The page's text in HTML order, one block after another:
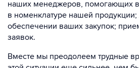
наших менеджеров, помогающих
в номенклатуре нашей продукции;
обеспечении ваших закупок;
заявок.
Вместе мы преодолеем трудные